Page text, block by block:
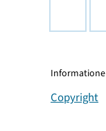
Copyright